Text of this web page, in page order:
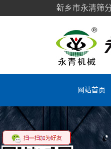
新乡市永清筛
网站首页